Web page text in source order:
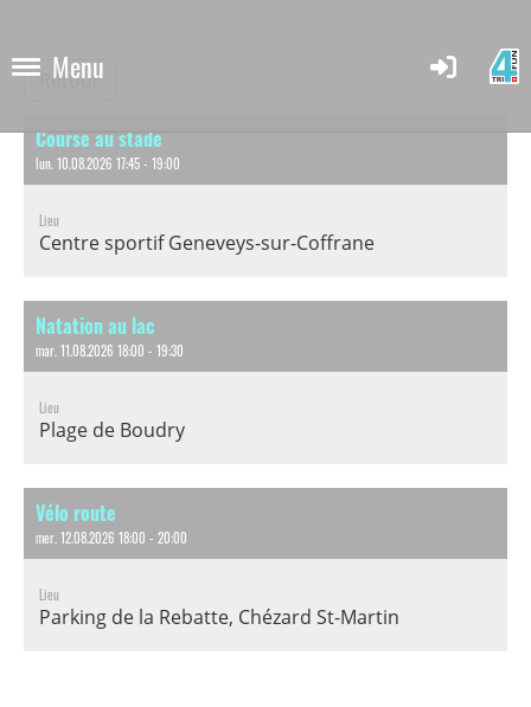
Menu
Retour
Course au stade
lun. 10.08.2026 17:45 - 19:00
Lieu
Centre sportif Geneveys-sur-Coffrane
Natation au lac
mar. 11.08.2026 18:00 - 19:30
Lieu
Plage de Boudry
Vélo route
mer. 12.08.2026 18:00 - 20:00
Lieu
Parking de la Rebatte, Chézard St-Martin